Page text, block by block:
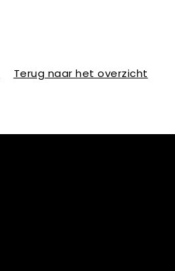
Terug naar het overzicht